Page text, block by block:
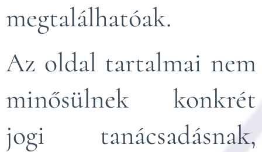
megtalálhatóak.
Az oldal tartalmai nem
minősülnek konkrét
jogi tanácsadásnak,